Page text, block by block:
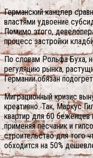
Германский канцлер
властями удвоение
Помимо этого,
процесс застройки
По словам Рольфа Буха,
регуляцию рынка,
Германии обязан
Миграционный кризис
креативно. Так, Маркус
квартир для 60
применяя песчаник и
строительство для того
обходится на 50%